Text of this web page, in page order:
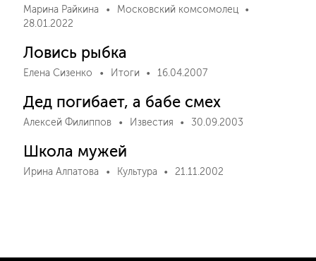
Марина Райкина
Московский комсомолец
28.01.2022
Ловись рыбка
Елена Сизенко Итоги 16.04.2007
Дед погибает, а бабе смех
Алексей Филиппов Известия 30.09.2003
Школа мужей
Ирина Алпатова Культура 21.11.2002